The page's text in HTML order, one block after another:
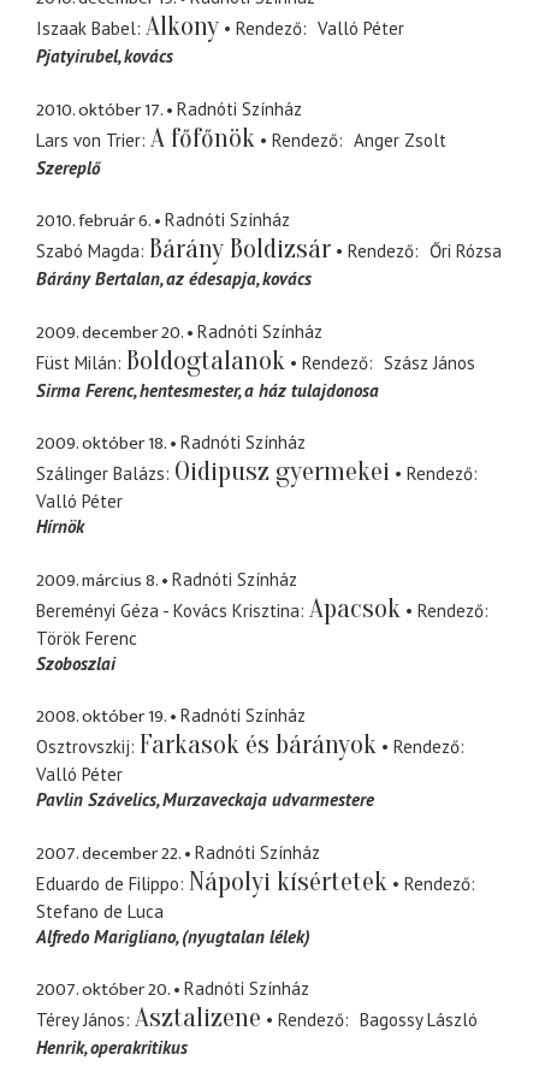
Iszaak Babel Alkony Rendező
Valló Péter
Pjatyirubel kovács
2010. október 17.
Radnóti Színház
Lars von Trier A főfőnök Rendező
Anger Zsolt
Szereplő
2010. február 6.
Radnóti Színház
Szabó Magda Bárány Boldizsár Rendező
Őri Rózsa
Bárány Bertalan az édesapja, kovács
2009. december 20.
Radnóti Színház
Füst Milán Boldogtalanok Rendező
Szász János
Sirma Ferenc hentesmester, a ház tulajdonosa
2009. október 18.
Radnóti Színház
Szálinger Balázs Oidipusz gyermekei
Rendező
Valló Péter
Hírnök
2009. március 8.
Radnóti Színház
Bereményi Géza - Kovács Krisztina Apacsok
Rendező
Török Ferenc
Szoboszlai
2008. október 19.
Radnóti Színház
Osztrovszkij Farkasok és bárányok
Rendező
Valló Péter
Pavlin Szávelics Murzaveckaja udvarmestere
2007. december 22.
Radnóti Színház
Eduardo de Filippo Nápolyi kísértetek
Rendező
Stefano de Luca
Alfredo Marigliano (nyugtalan lélek)
2007. október 20.
Radnóti Színház
Térey János Asztalizene Rendező
Bagossy László
Henrik operakritikus